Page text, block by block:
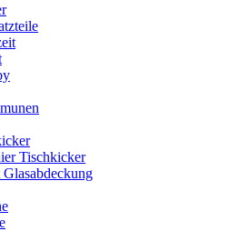
Tischkicker